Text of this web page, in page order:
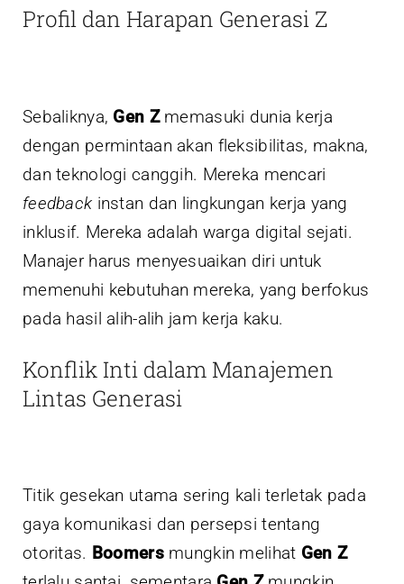
Profil dan Harapan Generasi Z
Sebaliknya, Gen Zmemasuki dunia kerja
dengan permintaan akan fleksibilitas, makna,
dan teknologi canggih. Mereka mencari
feedback instan dan lingkungan kerja yang
inklusif. Mereka adalah warga digital sejati.
Manajer harus menyesuaikan diri untuk
memenuhi kebutuhan mereka, yang berfokus
pada hasil alih-alih jam kerja kaku.
Konflik Inti dalam Manajemen
Lintas Generasi
Titik gesekan utama sering kali terletak pada
gaya komunikasi dan persepsi tentang
otoritas. Boomersmungkin melihat Gen Z